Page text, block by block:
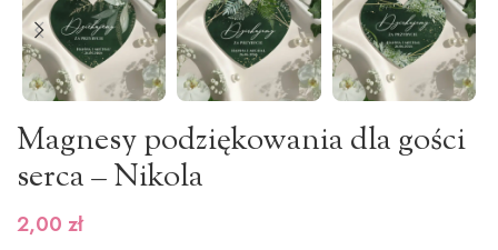
Magnesy podziękowania dla gości
serca – Nikola
2,00 zł